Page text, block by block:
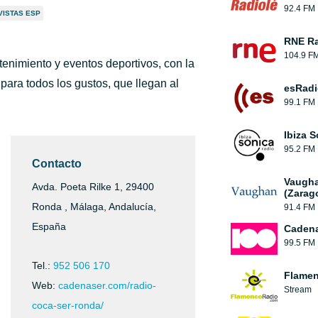
ESP
y eventos deportivos, con la
todos los gustos, que llegan al
Contacto
Avda. Poeta Rilke 1, 29400
Ronda , Málaga, Andalucía,
España
Tel.: 952 506 170
Web: cadenaser.com/radio-
coca-ser-ronda/
92.4 FM
RNE
104.9
99.1 FM
Ibiza
95.2 FM
91.4 FM
99.5 FM
Stream